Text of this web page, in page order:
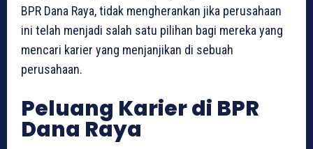
BPR Dana Raya, tidak mengherankan jika perusahaan
ini telah menjadi salah satu pilihan bagi mereka yang
mencari karier yang menjanjikan di sebuah
perusahaan.
Peluang Karier di BPR
Dana Raya